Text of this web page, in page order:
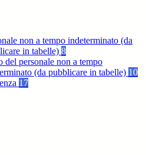
non a tempo indeterminato (da
in tabelle) 8
del personale non a tempo
(da pubblicare in tabelle) 10
17